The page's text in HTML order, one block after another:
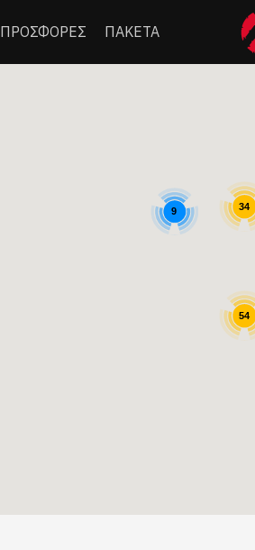
ΠΡΟΣΦΟΡΕΣ ΠΑΚΕΤΑ
34
54
9